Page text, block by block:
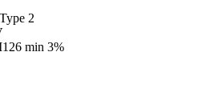
2
min 3%